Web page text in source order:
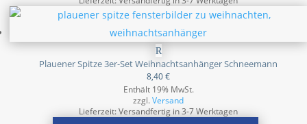
Plauener Spitze 3er-Set Weihnachtsanhänger Schneemann
8,40€
Enthält 19% MwSt.
zzgl.Versand
Lieferzeit: Versandfertig in 3-7 Werktagen